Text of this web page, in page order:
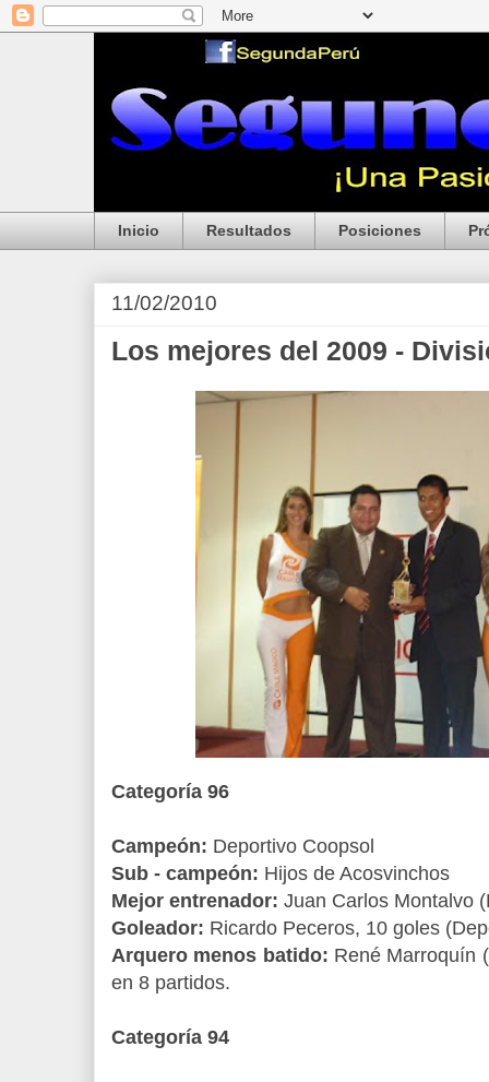
Inicio Resultados Posiciones
11/02/2010
Los mejores del 2009 -
Categoría 96
Campeón: Deportivo Coopsol
Sub - campeón: Hijos de Acosvinchos
Mejor entrenador: Juan Carlos Montalvo
Goleador: Ricardo Peceros, 10 goles
Arquero menos batido: René Marroquín
en 8 partidos.
Categoría 94